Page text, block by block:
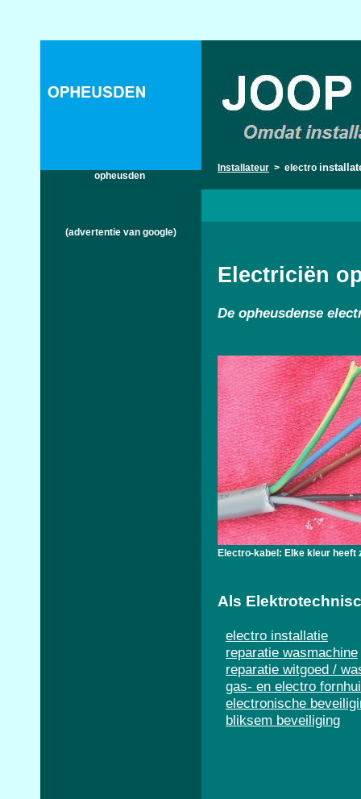
opheusden
(advertentie van google)
Installateur > electro
Electriciën
De opheusdense
Electro-kabel: Elke kleur heeft
Als
electro installatie
reparatie wasmachine
reparatie witgoed /
gas- en electro
electronische
bliksem beveiliging